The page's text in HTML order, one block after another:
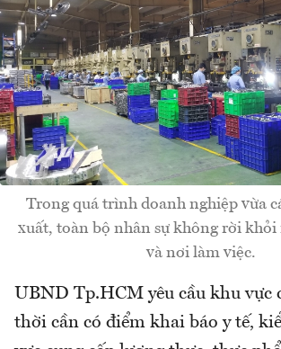
Trong quá trình doanh nghiệp vừa
xuất, toàn bộ nhân sự không rời
và nơi làm việc.
UBND Tp.HCM yêu cầu khu vực
thời cần có điểm khai báo y tế,